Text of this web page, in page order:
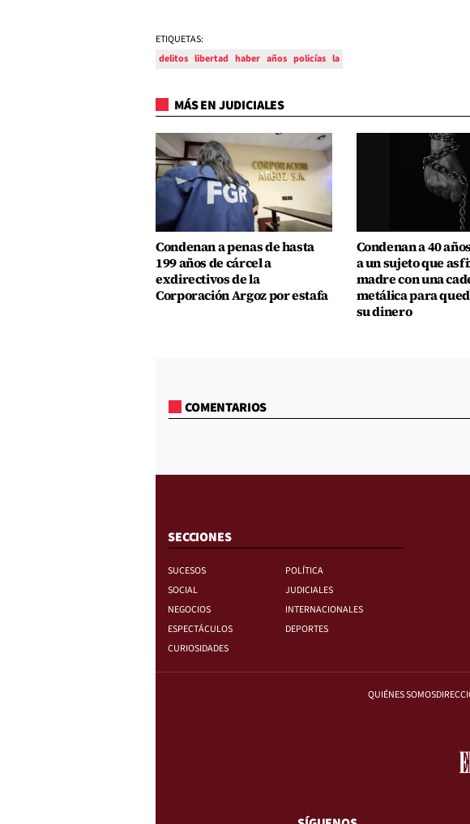
ETIQUETAS:
delitos libertad haber años policías la
MÁS EN JUDICIALES
Condenan a penas de hasta
199 años de cárcel a
exdirectivos de la
Corporación Argoz por estafa
Condenan a 40
a un sujeto que
madre con una
metálica para
su dinero
COMENTARIOS
SECCIONES
SUCESOS
POLÍTICA
SOCIAL
JUDICIALES
NEGOCIOS
INTERNACIONALES
ESPECTÁCULOS
DEPORTES
CURIOSIDADES
QUIÉNES SOMOS